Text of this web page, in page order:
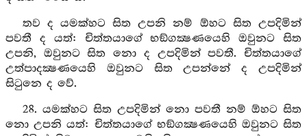
තව ද යමක්හට සිත උපනි නම් ඕහට සිත උපදිමින්
පවතී ද යත්: චිත්තයාගේ භඞ්ගක්‍ෂණයෙහි ඔවුනට සිත
උපනි, ඔවුනට සිත නො ද උපදිමින් පවතී. චිත්තයාගේ
උත්පාදක්‍ෂණයෙහි ඔවුනට සිත උපන්නේ ද උපදිමින්
සිටුනෙ ද වේ.
28. යමක්හට සිත උපදිමින් නො පවතී නම් ඕහට සිත
නො උපනි යත්: චිත්තයාගේ භඞ්ගක්‍ෂණයෙහි ඔවුනට සිත